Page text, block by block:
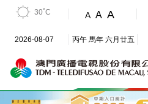
30˚C A A A
2026-08-07 丙午 馬年 六月廿五